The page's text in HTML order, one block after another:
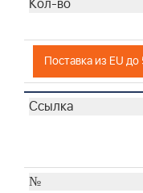
Поставка из EU